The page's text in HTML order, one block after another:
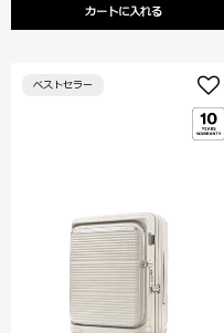
カートに入れる
ベストセラー